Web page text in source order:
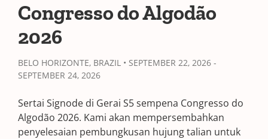
Congresso do Algodão
2026
BELO HORIZONTE, BRAZIL • SEPTEMBER 22, 2026 -
SEPTEMBER 24, 2026
Sertai Signode di Gerai S5 sempena Congresso do
Algodão 2026. Kami akan mempersembahkan
penyelesaian pembungkusan hujung talian untuk